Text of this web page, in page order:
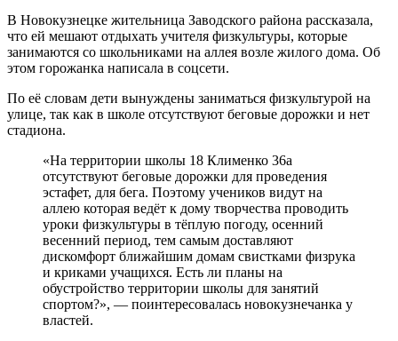
В Новокузнецке жительница Заводского района рассказала,
что ей мешают отдыхать учителя физкультуры, которые
занимаются со школьниками на аллея возле жилого дома. Об
этом горожанка написала в соцсети.
По её словам дети вынуждены заниматься физкультурой на
улице, так как в школе отсутствуют беговые дорожки и нет
стадиона.
«На территории школы 18 Клименко 36а
отсутствуют беговые дорожки для проведения
эстафет, для бега. Поэтому учеников видут на
аллею которая ведёт к дому творчества проводить
уроки физкультуры в тёплую погоду, осенний
весенний период, тем самым доставляют
дискомфорт ближайшим домам свистками физрука
и криками учащихся. Есть ли планы на
обустройство территории школы для занятий
спортом?», — поинтересовалась новокузнечанка у
властей.